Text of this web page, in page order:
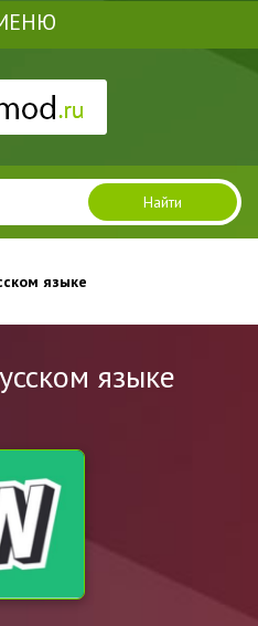
Найти
языке
языке